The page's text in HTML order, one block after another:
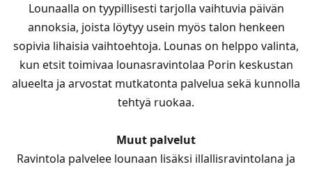
Lounaalla on tyypillisesti tarjolla vaihtuvia päivän
annoksia, joista löytyy usein myös talon henkeen
sopivia lihaisia vaihtoehtoja. Lounas on helppo valinta,
kun etsit toimivaa lounasravintolaa Porin keskustan
alueelta ja arvostat mutkatonta palvelua sekä kunnolla
tehtyä ruokaa.
Muut palvelut
Ravintola palvelee lounaan lisäksi illallisravintolana ja